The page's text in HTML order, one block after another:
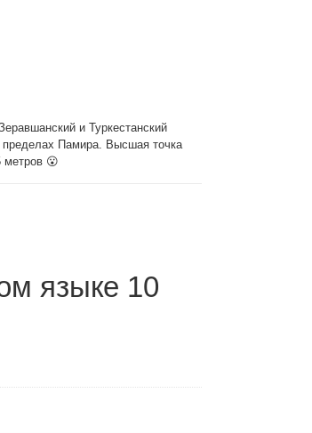
и Туркестанский
пределах Памира. Высшая точка
метров 😮
языке 10